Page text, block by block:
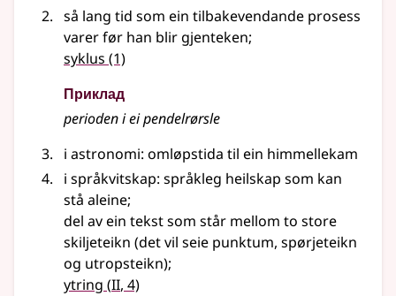
så lang tid som ein tilbakevendande prosess
varer før han blir gjenteken;
syklus (1)
Приклад
perioden i ei pendelrørsle
i astronomi: omløpstida til ein himmellekam
i språkvitskap: språkleg heilskap som kan
stå aleine;
del av ein tekst som står mellom to store
skiljeteikn (det vil seie punktum, spørjeteikn
og utropsteikn);
ytring (2
II, 4)